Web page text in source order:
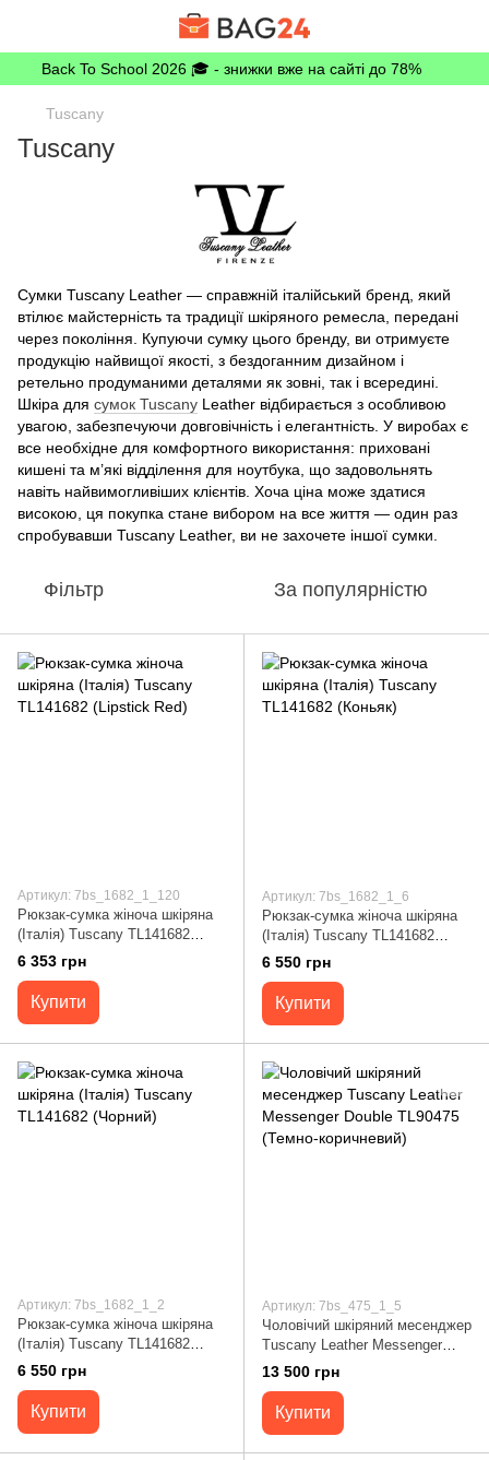
Back To School 2026 🎓 - знижки вже на сайті до 78%
Tuscany
Tuscany
Сумки Tuscany Leather — справжній італійський бренд, який
втілює майстерність та традиції шкіряного ремесла, передані
через покоління. Купуючи сумку цього бренду, ви отримуєте
продукцію найвищої якості, з бездоганним дизайном і
ретельно продуманими деталями як зовні, так і всередині.
Шкіра для сумок Tuscany Leather відбирається з особливою
увагою, забезпечуючи довговічність і елегантність. У виробах є
все необхідне для комфортного використання: приховані
кишені та м’які відділення для ноутбука, що задовольнять
навіть найвимогливіших клієнтів. Хоча ціна може здатися
високою, ця покупка стане вибором на все життя — один раз
спробувавши Tuscany Leather, ви не захочете іншої сумки.
Фільтр За популярністю
Артикул: 7bs_1682_1_120
Рюкзак-сумка жіноча шкіряна
(Італія) Tuscany TL141682
(Lipstick Red)
6 353 грн
Купити
Артикул: 7bs_1682_1_6
Рюкзак-сумка жіноча шкіряна
(Італія) Tuscany TL141682
(Коньяк)
6 550 грн
Купити
Артикул: 7bs_1682_1_2
Рюкзак-сумка жіноча шкіряна
(Італія) Tuscany TL141682
(Чорний)
6 550 грн
Купити
Артикул: 7bs_475_1_5
Чоловічий шкіряний месенджер
Tuscany Leather Messenger
Double TL90475 (Темно-
коричневий)
13 500 грн
Купити